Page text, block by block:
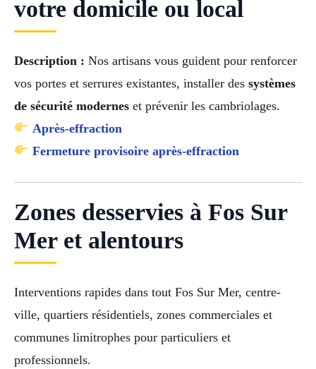
votre domicile ou local
Description : Nos artisans vous guident pour renforcer
vos portes et serrures existantes, installer des systèmes
de sécurité modernes et prévenir les cambriolages.
Après-effraction
Fermeture provisoire après-effraction
Zones desservies à Fos Sur
Mer et alentours
Interventions rapides dans tout Fos Sur Mer, centre-
ville, quartiers résidentiels, zones commerciales et
communes limitrophes pour particuliers et
professionnels.